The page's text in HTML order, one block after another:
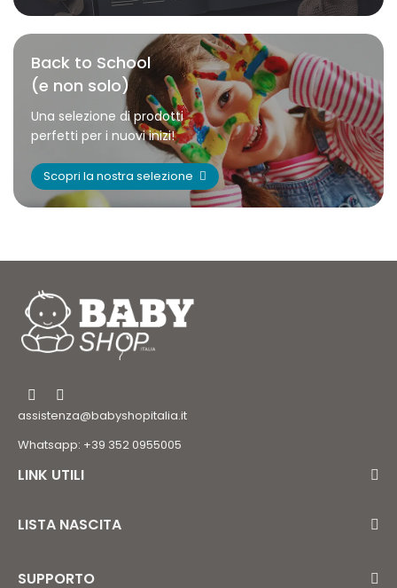
Back to School
(e non solo)
Una selezione di prodotti
perfetti per i nuovi inizi!
Scopri la nostra selezione
assistenza@babyshopitalia.it
Whatsapp: +39 352 0955005
LINK UTILI
LISTA NASCITA
SUPPORTO